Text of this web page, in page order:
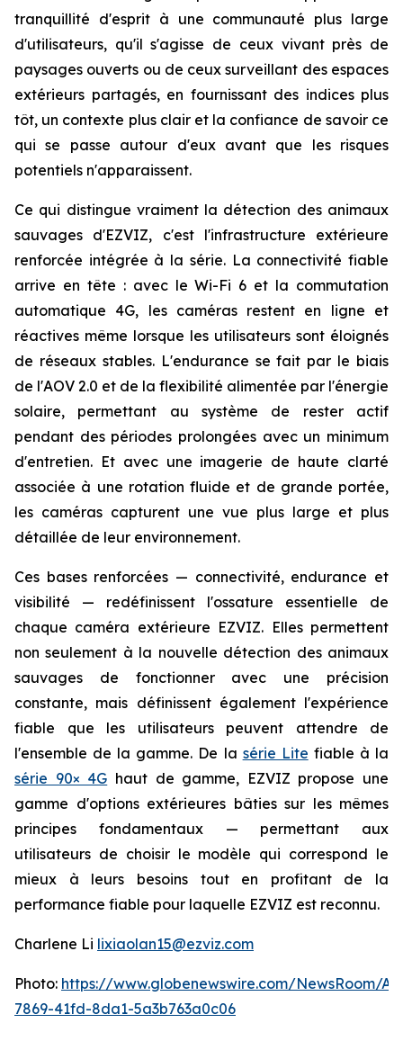
tranquillité d'esprit à une communauté plus large
d'utilisateurs, qu'il s'agisse de ceux vivant près de
paysages ouverts ou de ceux surveillant des espaces
extérieurs partagés, en fournissant des indices plus
tôt, un contexte plus clair et la confiance de savoir ce
qui se passe autour d'eux avant que les risques
potentiels n'apparaissent.
Ce qui distingue vraiment la détection des animaux
sauvages d'EZVIZ, c'est l'infrastructure extérieure
renforcée intégrée à la série. La connectivité fiable
arrive en tête : avec le Wi-Fi 6 et la commutation
automatique 4G, les caméras restent en ligne et
réactives même lorsque les utilisateurs sont éloignés
de réseaux stables. L'endurance se fait par le biais
de l'AOV 2.0 et de la flexibilité alimentée par l'énergie
solaire, permettant au système de rester actif
pendant des périodes prolongées avec un minimum
d'entretien. Et avec une imagerie de haute clarté
associée à une rotation fluide et de grande portée,
les caméras capturent une vue plus large et plus
détaillée de leur environnement.
Ces bases renforcées — connectivité, endurance et
visibilité — redéfinissent l'ossature essentielle de
chaque caméra extérieure EZVIZ. Elles permettent
non seulement à la nouvelle détection des animaux
sauvages de fonctionner avec une précision
constante, mais définissent également l'expérience
fiable que les utilisateurs peuvent attendre de
l'ensemble de la gamme. De la série Lite fiable à la
série 90× 4G haut de gamme, EZVIZ propose une
gamme d'options extérieures bâties sur les mêmes
principes fondamentaux — permettant aux
utilisateurs de choisir le modèle qui correspond le
mieux à leurs besoins tout en profitant de la
performance fiable pour laquelle EZVIZ est reconnu.
Charlene Li lixiaolan15@ezviz.com
Photo: https://www.globenewswire.com/NewsRoom/
7869-41fd-8da1-5a3b763a0c06